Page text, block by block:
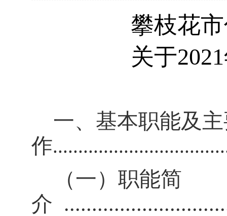
攀枝花
关于2021
一、基本职能及
作
（一）职能简
介